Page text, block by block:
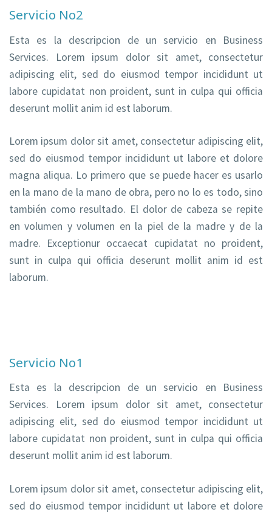
Servicio No2
Esta es la descripcion de un servicio en Business
Services. Lorem ipsum dolor sit amet, consectetur
adipiscing elit, sed do eiusmod tempor incididunt ut
labore cupidatat non proident, sunt in culpa qui officia
deserunt mollit anim id est laborum.
Lorem ipsum dolor sit amet, consectetur adipiscing elit,
sed do eiusmod tempor incididunt ut labore et dolore
magna aliqua. Lo primero que se puede hacer es usarlo
en la mano de la mano de obra, pero no lo es todo, sino
también como resultado. El dolor de cabeza se repite
en volumen y volumen en la piel de la madre y de la
madre. Exceptionur occaecat cupidatat no proident,
sunt in culpa qui officia deserunt mollit anim id est
laborum.
Servicio No1
Esta es la descripcion de un servicio en Business
Services. Lorem ipsum dolor sit amet, consectetur
adipiscing elit, sed do eiusmod tempor incididunt ut
labore cupidatat non proident, sunt in culpa qui officia
deserunt mollit anim id est laborum.
Lorem ipsum dolor sit amet, consectetur adipiscing elit,
sed do eiusmod tempor incididunt ut labore et dolore